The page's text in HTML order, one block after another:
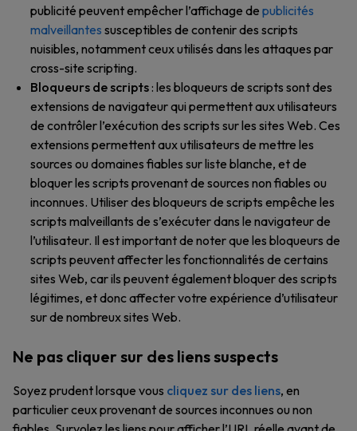
publicité peuvent empêcher l’affichage de publicités
malveillantes susceptibles de contenir des scripts
nuisibles, notamment ceux utilisés dans les attaques par
cross-site scripting.
Bloqueurs de scripts: les bloqueurs de scripts sont des
extensions de navigateur qui permettent aux utilisateurs
de contrôler l’exécution des scripts sur les sites Web. Ces
extensions permettent aux utilisateurs de mettre les
sources ou domaines fiables sur liste blanche, et de
bloquer les scripts provenant de sources non fiables ou
inconnues. Utiliser des bloqueurs de scripts empêche les
scripts malveillants de s’exécuter dans le navigateur de
l’utilisateur. Il est important de noter que les bloqueurs de
scripts peuvent affecter les fonctionnalités de certains
sites Web, car ils peuvent également bloquer des scripts
légitimes, et donc affecter votre expérience d’utilisateur
sur de nombreux sites Web.
Ne pas cliquer sur des liens suspects
Soyez prudent lorsque vous cliquez sur des liens, en
particulier ceux provenant de sources inconnues ou non